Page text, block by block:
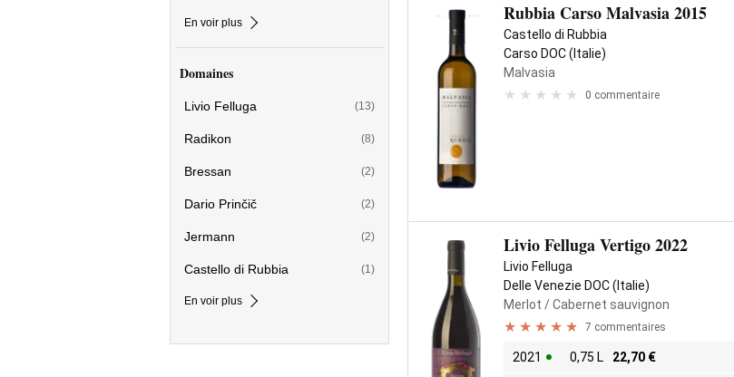
En voir plus
Domaines
Livio Felluga (13)
Radikon (8)
Bressan (2)
Dario Prinčič (2)
Jermann (2)
Castello di Rubbia (1)
En voir plus
Rubbia Carso Malvasia 2015
Castello di Rubbia
Carso DOC (Italie)
Malvasia
0 commentaire
Livio Felluga Vertigo 2022
Livio Felluga
Delle Venezie DOC (Italie)
Merlot / Cabernet sauvignon
7 commentaires
2021 0,75 L 22,70 €